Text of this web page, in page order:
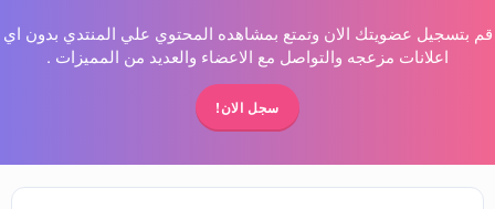
قم بتسجيل عضويتك الان وتمتع بمشاهده المحتوي علي المنتدي بدون اي
اعلانات مزعجه والتواصل مع الاعضاء والعديد من المميزات .
سجل الان!